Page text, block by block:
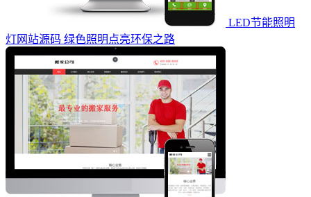
LED节能照明
灯网站源码 绿色照明点亮环保之路